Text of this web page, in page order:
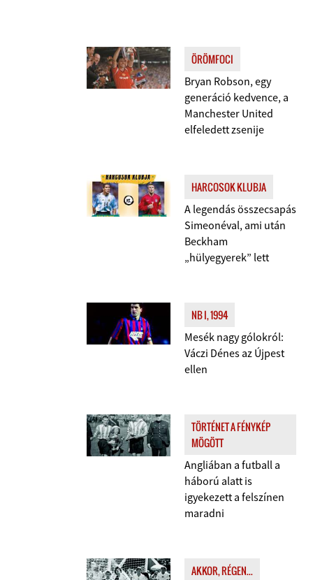
ÖRÖMFOCI
Bryan Robson, egy
generáció kedvence, a
Manchester United
elfeledett zsenije
HARCOSOK KLUBJA
A legendás összecsapás
Simeonéval, ami után
Beckham
„hülyegyerek” lett
NB I, 1994
Mesék nagy gólokról:
Váczi Dénes az Újpest
ellen
TÖRTÉNET A FÉNYKÉP
MÖGÖTT
Angliában a futball a
háború alatt is
igyekezett a felszínen
maradni
AKKOR, RÉGEN...